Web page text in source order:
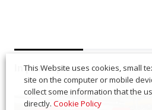
In primo piano
This Website uses cookies, small
site on the computer or mobile
collect some information that the
directly. Cookie Policy